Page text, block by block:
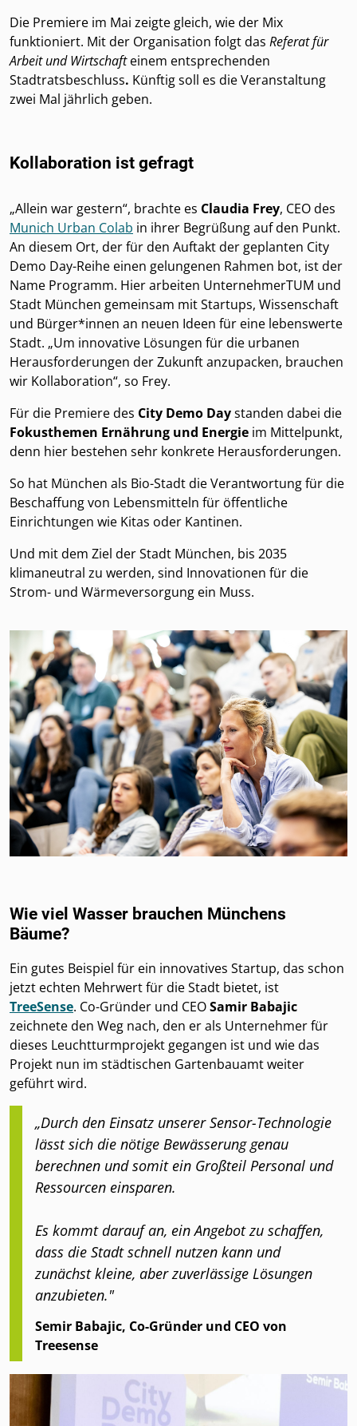
Die Premiere im Mai zeigte gleich, wie der Mix
funktioniert. Mit der Organisation folgt das Referat für
Arbeit und Wirtschafteinem entsprechenden
Stadtratsbeschluss. Künftig soll es die Veranstaltung
zwei Mal jährlich geben.
Kollaboration ist gefragt
„Allein war gestern“, brachte es Claudia Frey, CEO des
Munich Urban Colab in ihrer Begrüßung auf den Punkt.
An diesem Ort, der für den Auftakt der geplanten City
Demo Day-Reihe einen gelungenen Rahmen bot, ist der
Name Programm. Hier arbeiten UnternehmerTUM und
Stadt München gemeinsam mit Startups, Wissenschaft
und Bürger*innen an neuen Ideen für eine lebenswerte
Stadt. „Um innovative Lösungen für die urbanen
Herausforderungen der Zukunft anzupacken, brauchen
wir Kollaboration“, so Frey.
Für die Premiere des City Demo Daystanden dabei die
Fokusthemen Ernährung und Energie im Mittelpunkt,
denn hier bestehen sehr konkrete Herausforderungen.
So hat München als Bio-Stadt die Verantwortung für die
Beschaffung von Lebensmitteln für öffentliche
Einrichtungen wie Kitas oder Kantinen.
Und mit dem Ziel der Stadt München, bis 2035
klimaneutral zu werden, sind Innovationen für die
Strom- und Wärmeversorgung ein Muss.
Wie viel Wasser brauchen Münchens
Bäume?
Ein gutes Beispiel für ein innovatives Startup, das schon
jetzt echten Mehrwert für die Stadt bietet, ist
TreeSense. Co-Gründer und CEOSamir Babajic
zeichnete den Weg nach, den er als Unternehmer für
dieses Leuchtturmprojekt gegangen ist und wie das
Projekt nun im städtischen Gartenbauamt weiter
geführt wird.
„Durch den Einsatz unserer Sensor-Technologie
lässt sich die nötige Bewässerung genau
berechnen und somit ein Großteil Personal und
Ressourcen einsparen.
Es kommt darauf an, ein Angebot zu schaffen,
dass die Stadt schnell nutzen kann und
zunächst kleine, aber zuverlässige Lösungen
anzubieten."
Semir Babajic, Co-Gründer und CEO von
Treesense